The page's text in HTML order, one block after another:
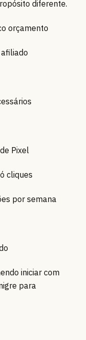
diferente.
orçamento
Pixel
cliques
por semana
iniciar com
para